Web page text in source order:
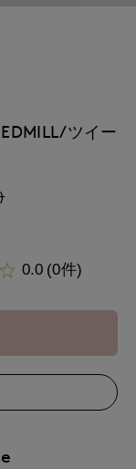
ツイー
0.0 (0件)